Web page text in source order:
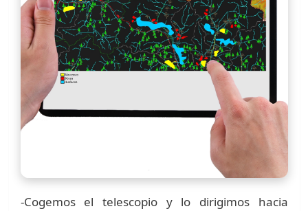
-Cogemos el telescopio y lo dirigimos hacia